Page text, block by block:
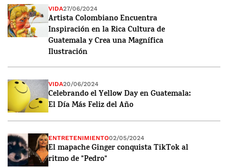
VIDA27/06/2024
Artista Colombiano Encuentra
Inspiración en la Rica Cultura de
Guatemala y Crea una Magnífica
Ilustración
VIDA20/06/2024
Celebrando el Yellow Day en Guatemala:
El Día Más Feliz del Año
ENTRETENIMIENTO02/05/2024
El mapache Ginger conquista TikTok al
ritmo de "Pedro"